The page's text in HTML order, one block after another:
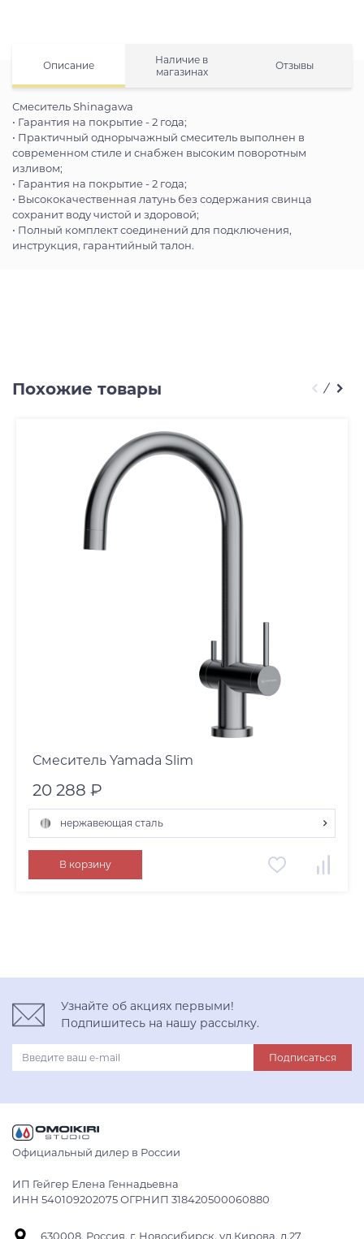
Описание
Наличие в
магазинах
Отзывы
Смеситель Shinagawa
• Гарантия на покрытие - 2 года;
• Практичный однорычажный смеситель выполнен в
современном стиле и снабжен высоким поворотным
изливом;
• Гарантия на покрытие - 2 года;
• Высококачественная латунь без содержания свинца
сохранит воду чистой и здоровой;
• Полный комплект соединений для подключения,
инструкция, гарантийный талон.
Похожие товары
Смеситель Yamada Slim
20 288 ₽
нержавеющая сталь
светлое золото
нержавеющая сталь
В корзину
Узнайте об акциях первыми!
Подпишитесь на нашу рассылку.
Подписаться
Официальный дилер в России
ИП Гейгер Елена Геннадьевна
ИНН 540109202075 ОГРНИП 318420500060880
630008, Россия, г. Новосибирск, ул.Кирова, д.27